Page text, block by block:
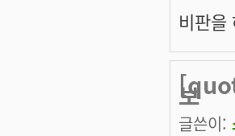
비판을
보
글쓴이: